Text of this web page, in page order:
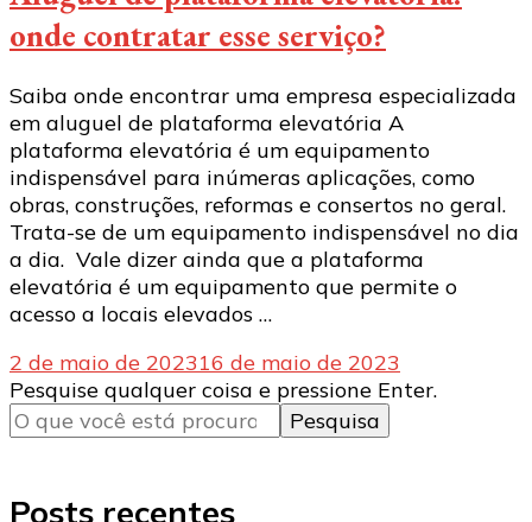
onde contratar esse serviço?
Saiba onde encontrar uma empresa especializada
em aluguel de plataforma elevatória A
plataforma elevatória é um equipamento
indispensável para inúmeras aplicações, como
obras, construções, reformas e consertos no geral.
Trata-se de um equipamento indispensável no dia
a dia. Vale dizer ainda que a plataforma
elevatória é um equipamento que permite o
acesso a locais elevados …
2 de maio de 202316 de maio de 2023
Procurando
algo?
Pesquise qualquer coisa e pressione Enter.
Posts recentes